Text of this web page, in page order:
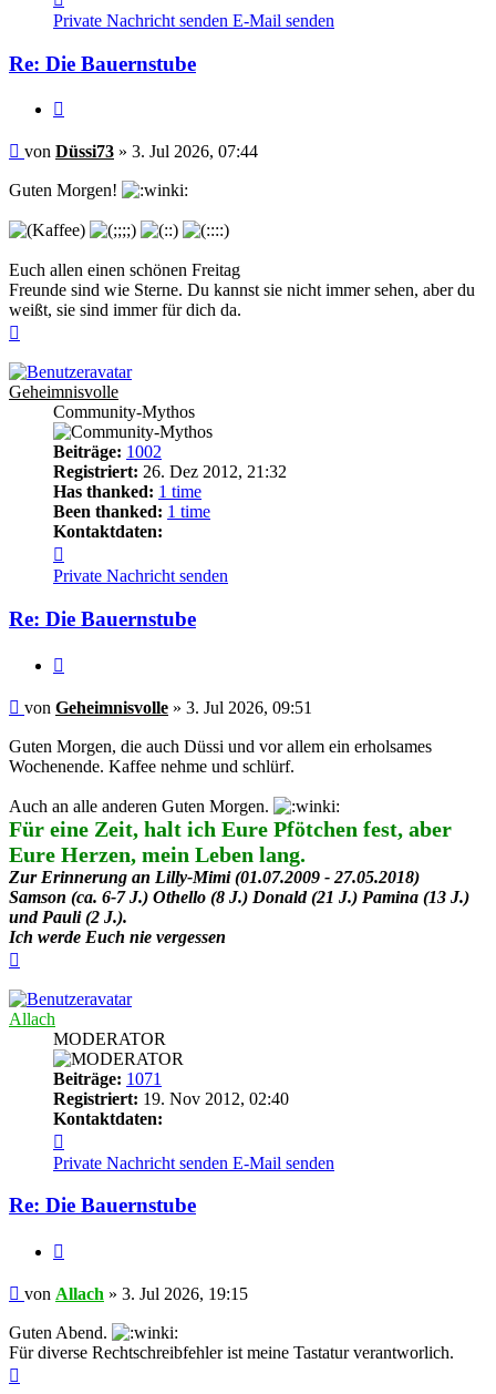
von
Düssi73
Private Nachricht senden E-Mail senden
Re: Die Bauernstube
Beitrag
von Düssi73 » 3. Jul 2026, 07:44
Guten Morgen!
Euch allen einen schönen Freitag
Freunde sind wie Sterne. Du kannst sie nicht immer sehen, aber du
weißt, sie sind immer für dich da.
Geheimnisvolle
Community-Mythos
Beiträge: 1002
Registriert: 26. Dez 2012, 21:32
Has thanked: 1 time
Been thanked: 1 time
Kontaktdaten:
von
Geheimnisvolle
Private Nachricht senden
Re: Die Bauernstube
Beitrag
von Geheimnisvolle » 3. Jul 2026, 09:51
Guten Morgen, die auch Düssi und vor allem ein erholsames
Wochenende. Kaffee nehme und schlürf.
Auch an alle anderen Guten Morgen.
Für eine Zeit, halt ich Eure Pfötchen fest, aber
Eure Herzen, mein Leben lang.
Zur Erinnerung an Lilly-Mimi (01.07.2009 - 27.05.2018)
Samson (ca. 6-7 J.) Othello (8 J.) Donald (21 J.) Pamina (13 J.)
und Pauli (2 J.).
Ich werde Euch nie vergessen
Allach
MODERATOR
Beiträge: 1071
Registriert: 19. Nov 2012, 02:40
Kontaktdaten:
von
Allach
Private Nachricht senden E-Mail senden
Re: Die Bauernstube
Beitrag
von Allach » 3. Jul 2026, 19:15
Guten Abend.
Für diverse Rechtschreibfehler ist meine Tastatur verantworlich.